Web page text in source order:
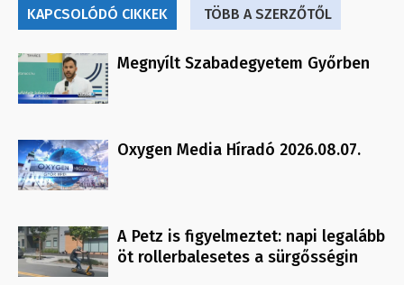
KAPCSOLÓDÓ CIKKEK TÖBB A SZERZŐTŐL
Megnyílt Szabadegyetem Győrben
Oxygen Media Híradó 2026.08.07.
A Petz is figyelmeztet: napi legalább
öt rollerbalesetes a sürgősségin